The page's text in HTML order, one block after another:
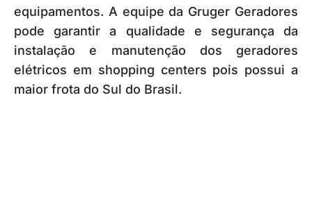
equipamentos. A equipe da Gruger Geradores
pode garantir a qualidade e segurança da
instalação e manutenção dos geradores
elétricos em shopping centers pois possui a
maior frota do Sul do Brasil.